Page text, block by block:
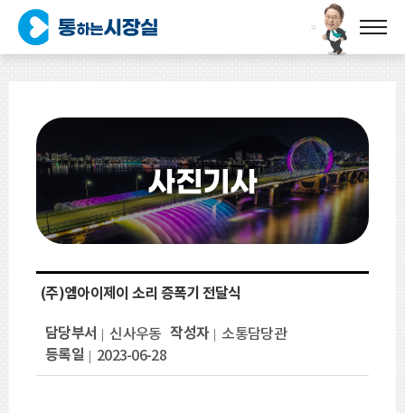
사진기사
(주)엠아이제이 소리 증폭기 전달식
담당부서 신사우동 작성자 소통담당관
등록일 2023-06-28